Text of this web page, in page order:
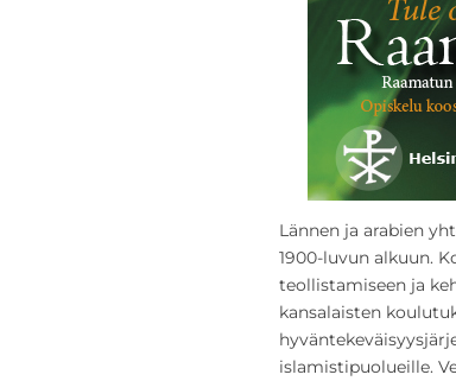
Lännen ja arabien
1900-luvun alkuun.
teollistamiseen ja
kansalaisten
islamistipuolueille.